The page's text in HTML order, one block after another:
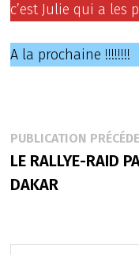
c’est Julie qui a les
A la prochaine !!!!!!!!
Navigation
de
PUBLICATION
LE RALLYE-RAID
DAKAR